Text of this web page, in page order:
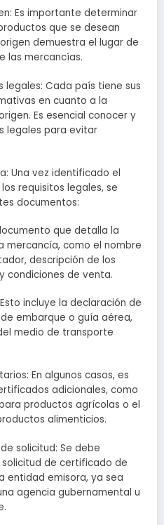
Es importante determinar
que se desean
demuestra el lugar de
las mercancías.
legales: Cada país tiene sus
en cuanto a la
Es esencial conocer y
legales para evitar
Una vez identificado el
requisitos legales, se
documentos:
que detalla la
mercancía, como el nombre
descripción de los
condiciones de venta.
incluye la declaración de
embarque o guía aérea,
medio de transporte
En algunos casos, es
adicionales, como
productos agrícolas o el
alimenticios.
solicitud: Se debe
de certificado de
entidad emisora, ya sea
agencia gubernamental u